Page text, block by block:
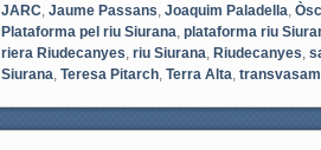
JARC, Jaume Passans, Joaquim Paladella,
Plataforma pel riu Siurana, plataforma riu
riera Riudecanyes, riu Siurana, Riudecanyes,
Siurana, Teresa Pitarch, Terra Alta,